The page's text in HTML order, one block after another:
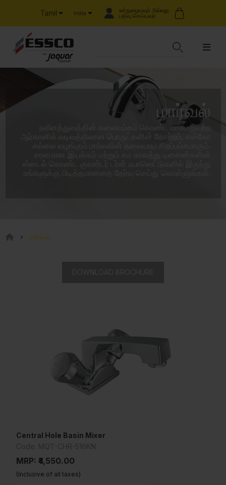
Tamil India உள்நுழையவும் அல்லது
பதிவு செய்யவும்
மார்வல்
நவீனத்துவத்தின் கலையம்சம் கொண்ட மாசுமறுவற்ற
ஆர்கானிக் வடிவத்திலான பொருட்களின் தோற்றம், எஸ்கோ
சரளமான இயக்கம் மற்றும் சம காலத்து டிஸைன்களின்
ஸ்டைல் கொண்ட குவார்டர் டர்ன் ஃபாஸெட்டுகளில் இருந்து
உங்களுக்கு பிடித்தமானதை தேர்வு செய்து கொள்ளுங்கள்.
மார்வல்
Central Hole Basin Mixer
MRP: ₹4,550.00
(Inclusive of all taxes)